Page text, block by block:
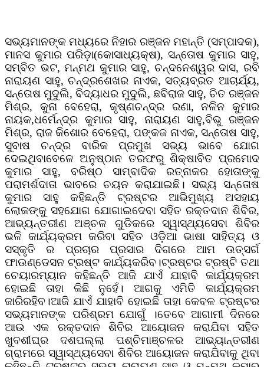
ସଭ୍ୟମାନଙ୍କ ମଧ୍ୟରେ ନିହାର ରଞ୍ଜନ ମହାନ୍ତି (ସମ୍ପାଦକ),
ମାନସ କୁମାର ପରିଡ଼ା(କୋସାଧ୍ୟକ୍ଷ), ସନ୍ତୋଷ କୁମାର ସାହୁ,
ସମ୍ବିତ ଭଟ, ମନ୍ମଥ କୁମାର ସାହୁ, ଚନ୍ଦନେଶ୍ୱର ଦାସ, ରବି
ନାରାୟଣ ସାହୁ, ଚନ୍ଦ୍ରଶେଖର ନାଏକ, ସତ୍ୟବ୍ରତ ଆଚାର୍ଯ୍ୟ,
ସନ୍ତୋଷ ମୁଦୁଲି, ବିଦ୍ୟାଧର ମୁଦୁଲି, ଛବିରାଜ ସାହୁ, ଚିତ ରଞ୍ଜନ
ମିଶ୍ର, କୁନା ବେହେରା, କୃଷ୍ଣଚନ୍ଦ୍ର ରଣା, ନଳିନ କୁମାର
ନାୟକ,ଧର୍ମେନ୍ଦ୍ର କୁମାର ସାହୁ, ନାରାୟଣ ସାହୁ,ବିଭୁ ରଞ୍ଜନ
ମିଶ୍ର, ରାଜ କିଶୋର ବେହେରା, ପଙ୍କଜ ନାଏକ, ସନ୍ତୋଷ ସାହୁ,
ସୁବାଷ ଚନ୍ଦ୍ର ବାରିକ ପ୍ରମୁଖ ସଭ୍ୟ ଭାବେ ଯୋଗ
ଦେଇଥିବାବେଳେ ଅନୁଷ୍ଠାନ ତରଫରୁ ଶିକ୍ଷାବିତ ପ୍ରମୋଦ
କୁମାର ସାହୁ, ବରିଷ୍ଠ ସାମ୍ବାଦିକ ରତ୍ନାକର ହୋତାଙ୍କୁ
ପରାମର୍ଶଦାତା ଭାବରେ ଚୟନ କରାଯାଇଛି। ସଭ୍ୟ ସନ୍ତୋଷ
କୁମାର ସାହୁ କହିଛନ୍ତି ଟ୍ରଷ୍ଟର ଆଭିମୁଖ୍ୟ ଅସହାୟ
ଲୋକଙ୍କୁ ସହଯୋଗ ଯୋଗାଇଦେବା ସହିତ ରକ୍ତଦାନ ଶିବିର,
ଆଭ୍ୟନ୍ତରୀଣ ଅଞ୍ଚଳ ଗୁଡିକରେ ସ୍ୱାସ୍ଥ୍ୟସେବା ଶିବିର
ଭଳି କାର୍ଯ୍ୟକ୍ରମ କରିବା ସହିତ ଓଡ଼ିଆ ଭାଷା ସାହିତ୍ୟ ଓ
ସସ୍କୃତି ର ପ୍ରଚାର ପ୍ରସାର ଦିଗରେ ଆମ ଉତ୍ସର୍ଗ
ଫାଉଣ୍ଡେସନ ଟ୍ରଷ୍ଟ କାର୍ଯ୍ୟକରିବ।ଟ୍ରଷ୍ଟର ଟ୍ରଷ୍ଟି ତଥା
ଚେୟାରମ୍ୟାନ କହିଛନ୍ତି ଆଜି ଯାଏଁ ଯାହାବି କାର୍ଯ୍ୟକ୍ରମ
ହୋଇଛି ତାହା କିଛି ନୁହେଁ। ଆଗକୁ ଏମିତି କାର୍ଯ୍ୟକ୍ରମ
ଜାରିରହିବ।ଆଜି ଯାଏଁ ଯାହାବି ହୋଇଛି ତାହା କେବଳ ଟ୍ରଷ୍ଟର
ସଭ୍ୟମାନଙ୍କ ପରିଶ୍ରମ ଯୋଗୁଁ ।ତେବେ ଆଗାମୀ ଦିନରେ
ଆଉ ଏକ ରକ୍ତଦାନ ଶିବିର ଆୟୋଜନ କରାଯିବା ସହିତ
ଖୁବଶୀଘ୍ର ଦଶପଲ୍ଲା ପଶ୍ଚିମାଞ୍ଚଳର ଆଭ୍ୟାନ୍ତରୀଣ
ଗ୍ରାମରେ ସ୍ୱାସ୍ଥ୍ୟସେବା ଶିବିର ଆୟୋଜନ କରାଯିବାକୁ ଥିବା